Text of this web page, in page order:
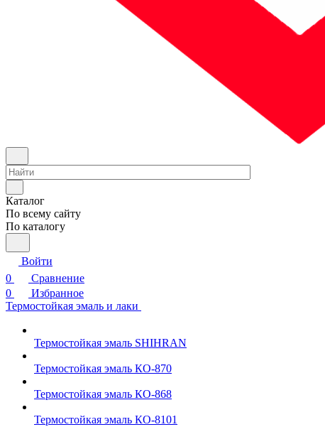
Каталог
По всему сайту
По каталогу
Войти
0
Сравнение
0
Избранное
Термостойкая эмаль и лаки
Термостойкая эмаль SHIHRAN
Термостойкая эмаль КО-870
Термостойкая эмаль КО-868
Термостойкая эмаль КО-8101